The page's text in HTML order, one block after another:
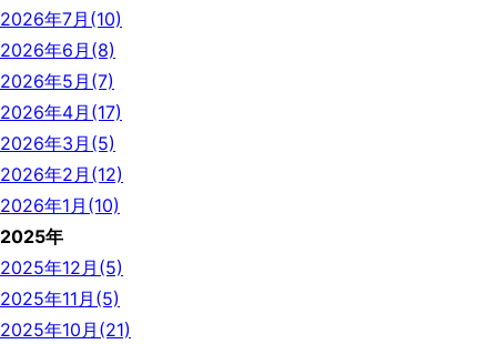
2026年7月(10)
2026年6月(8)
2026年5月(7)
2026年4月(17)
2026年3月(5)
2026年2月(12)
2026年1月(10)
2025年
2025年12月(5)
2025年11月(5)
2025年10月(21)